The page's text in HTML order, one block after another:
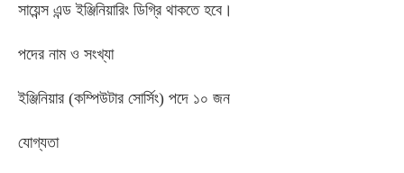
সায়েন্স এন্ড ইঞ্জিনিয়ারিং ডিগ্রি থাকতে হবে।
পদের নাম ও সংখ্যা
ইঞ্জিনিয়ার (কম্পিউটার সোর্সিং) পদে ১০ জন
যোগ্যতা